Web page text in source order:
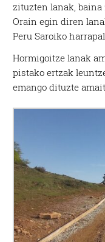
zituzten lanak, baina
Orain egin diren
Peru Saroiko
Hormigoitze lanak
pistako ertzak
emango dituzte